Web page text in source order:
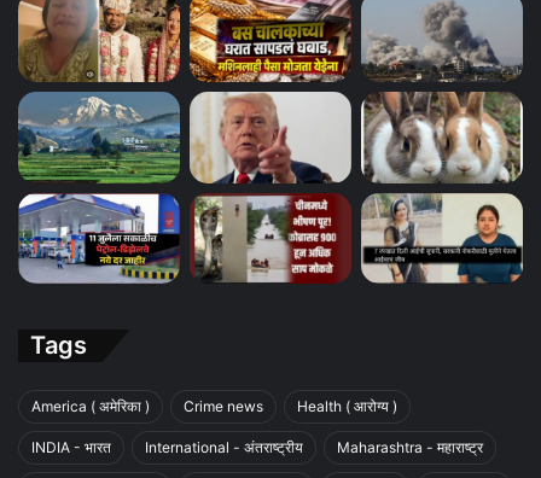
Tags
America ( अमेरिका ) Crime news Health ( आरोग्य )
INDIA - भारत International - अंतराष्ट्रीय Maharashtra - महाराष्ट्र